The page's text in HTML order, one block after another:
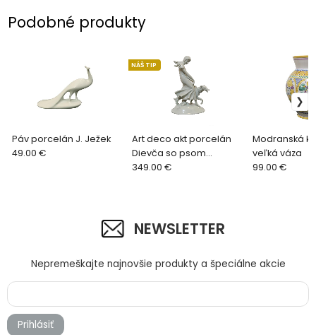
Podobné produkty
Páv porcelán J. Ježek
49.00 €
Art deco akt porcelán
Dievča so psom
Pirkenhammer
NÁŠ TIP
349.00 €
Modranská
veľká váza
99.00 €
NEWSLETTER
Nepremeškajte najnovšie produkty a špeciálne akcie
Prihlásiť